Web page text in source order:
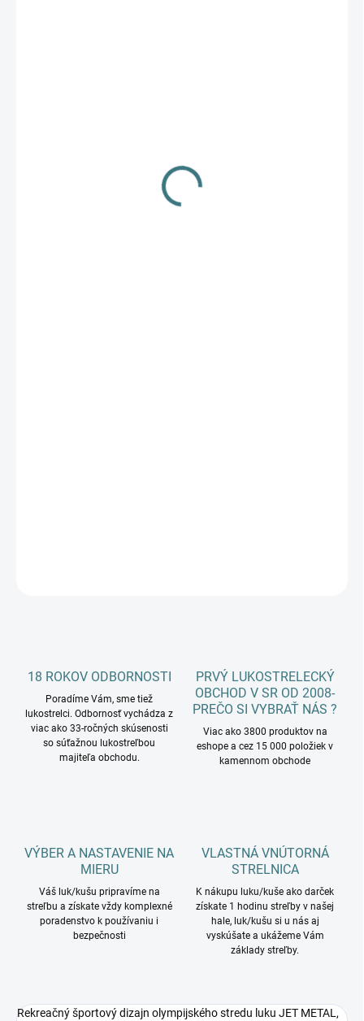
18 ROKOV ODBORNOSTI
Poradíme Vám, sme tiež
lukostrelci. Odbornosť vychádza z
viac ako 33-ročných skúsenosti
so súťažnou lukostreľbou
majiteľa obchodu.
PRVÝ LUKOSTRELECKÝ
OBCHOD V SR OD 2008-
PREČO SI VYBRAŤ NÁS ?
Viac ako 3800 produktov na
eshope a cez 15 000 položiek v
kamennom obchode
VÝBER A NASTAVENIE NA
MIERU
Váš luk/kušu pripravíme na
streľbu a získate vždy komplexné
poradenstvo k používaniu i
bezpečnosti
VLASTNÁ VNÚTORNÁ
STRELNICA
K nákupu luku/kuše ako darček
získate 1 hodinu streľby v našej
hale, luk/kušu si u nás aj
vyskúšate a ukážeme Vám
základy streľby.
Rekreačný športový dizajn olympijského stredu luku JET METAL,